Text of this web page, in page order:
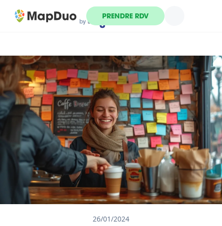
PRENDRE RDV
26/01/2024